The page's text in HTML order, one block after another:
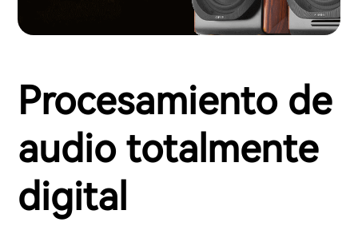
Procesamiento de
audio totalmente
digital